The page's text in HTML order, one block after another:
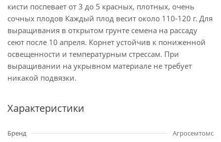
кисти поспевает от 3 до 5 красных, плотных, очень
сочных плодов Каждый плод весит около 110-120 г. Для
выращивания в открытом грунте семена на рассаду
сеют после 10 апреля. Корнет устойчив к пониженной
освещенности и температурным стрессам. При
выращивании на укрывном материале не требует
никакой подвязки.
Характеристики
Бренд
Агросемтомс